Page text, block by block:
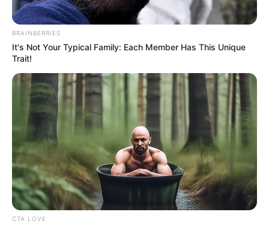
BRICS: Η Ρωσία Και Η Ινδία Δεν
Χρειάζονται Πια Δολάριο ΗΠΑ
Παρασκευή, 2 Σεπτεμβρίου 2022, 19:13
BRICS: Η Ρωσία Και Η...
BRAINBERRIES
It's Not Your Typical Family: Each Member Has This Unique
Trait!
CTA LOVE